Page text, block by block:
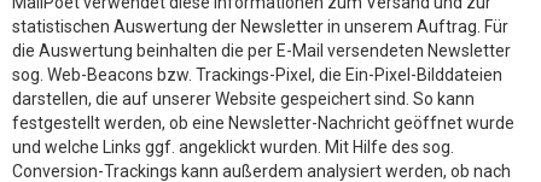
statistischen Auswertung der Newsletter in unserem Auftrag. Für
die Auswertung beinhalten die per E-Mail versendeten Newsletter
sog. Web-Beacons bzw. Trackings-Pixel, die Ein-Pixel-Bilddateien
darstellen, die auf unserer Website gespeichert sind. So kann
festgestellt werden, ob eine Newsletter-Nachricht geöffnet wurde
und welche Links ggf. angeklickt wurden. Mit Hilfe des sog.
Conversion-Trackings kann außerdem analysiert werden, ob nach